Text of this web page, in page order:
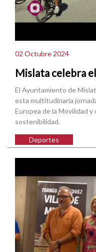
02 Octubre 2024
Mislata celebra
El Ayuntamiento de
esta multitudinaria
Europea de la Movilidad
sostenibilidad.
Deportes